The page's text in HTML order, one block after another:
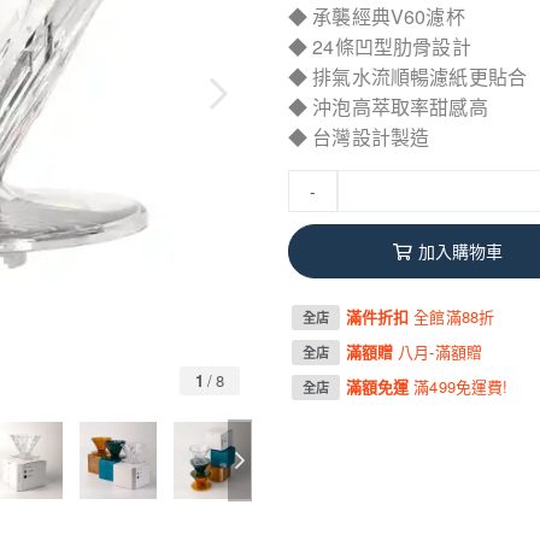
1 /8
◆ 承襲經典V60濾杯
◆ 24條凹型肋骨設計
◆ 排氣水流順暢濾紙更貼合
◆ 沖泡高萃取率甜感高
◆ 台灣設計製造
-
加入購物車
全店 滿件折扣全館滿88折
全店 滿額贈 八月-滿額贈
全店 滿額免運滿499免運費!